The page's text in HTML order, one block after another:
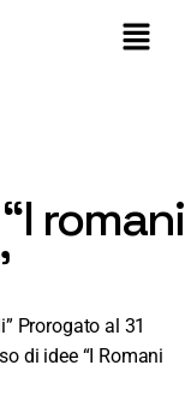
romani
Prorogato al 31
di idee “I Romani